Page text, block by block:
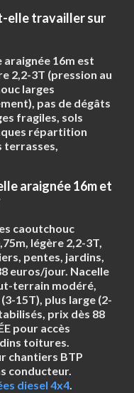
elle travailler sur
araignée 16m est
2,2-3T (pression au
larges
pas de dégâts
fragiles, sols
répartition
terrasses,
araignée 16m et
caoutchouc
légère 2,2-3T,
pentes, jardins,
euros/jour. Nacelle
terrain modéré,
15T), plus large (2-
prix dès 88
pour accès
toitures.
chantiers BTP
conducteur.
diesel 4x4.